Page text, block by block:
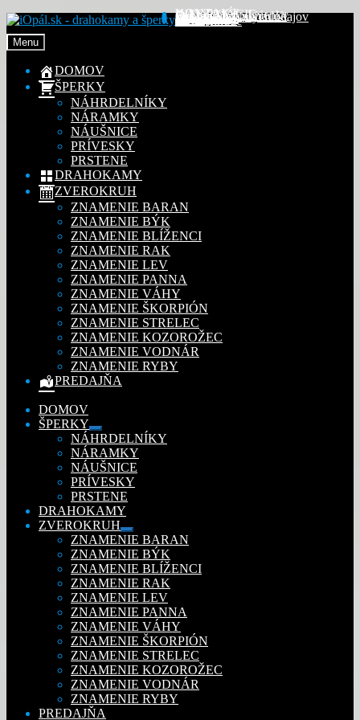
Preskočiť
na
navigáciu
Preskočiť
na
obsah
KONTAKT
INFORMÁCIE
Obchodné podmienky
Reklamačný poriadok
Ochrana osobných údajov
MÔJ ÚČET
Objednávky
Adresy
Detaily účtu
Na stiahnutie
Menu
DOMOV
ŠPERKY
NÁHRDELNÍKY
NÁRAMKY
NÁUŠNICE
PRÍVESKY
PRSTENE
DRAHOKAMY
ZVEROKRUH
ZNAMENIE BARAN
ZNAMENIE BÝK
ZNAMENIE BLÍŽENCI
ZNAMENIE RAK
ZNAMENIE LEV
ZNAMENIE PANNA
ZNAMENIE VÁHY
ZNAMENIE ŠKORPIÓN
ZNAMENIE STRELEC
ZNAMENIE KOZOROŽEC
ZNAMENIE VODNÁR
ZNAMENIE RYBY
PREDAJŇA
DOMOV
ŠPERKY
Rozbaliť
podradené
menu
NÁHRDELNÍKY
NÁRAMKY
NÁUŠNICE
PRÍVESKY
PRSTENE
DRAHOKAMY
ZVEROKRUH
Rozbaliť
podradené
menu
ZNAMENIE BARAN
ZNAMENIE BÝK
ZNAMENIE BLÍŽENCI
ZNAMENIE RAK
ZNAMENIE LEV
ZNAMENIE PANNA
ZNAMENIE VÁHY
ZNAMENIE ŠKORPIÓN
ZNAMENIE STRELEC
ZNAMENIE KOZOROŽEC
ZNAMENIE VODNÁR
ZNAMENIE RYBY
PREDAJŇA